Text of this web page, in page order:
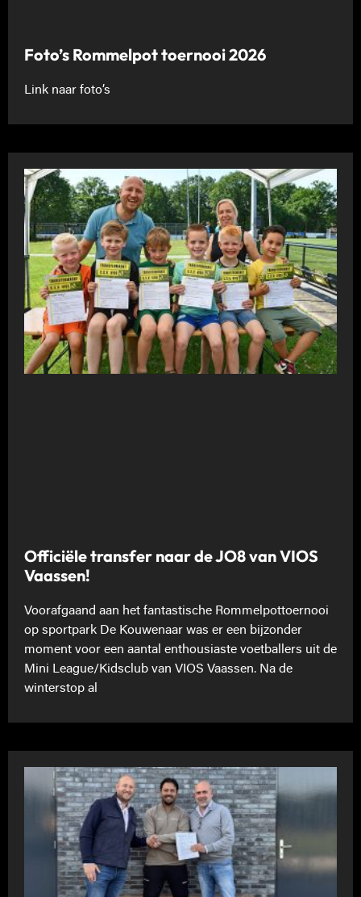
Foto’s Rommelpot toernooi 2026
Link naar foto’s
Officiële transfer naar de JO8 van VIOS
Vaassen!
Voorafgaand aan het fantastische Rommelpottoernooi
op sportpark De Kouwenaar was er een bijzonder
moment voor een aantal enthousiaste voetballers uit de
Mini League/Kidsclub van VIOS Vaassen. Na de
winterstop al